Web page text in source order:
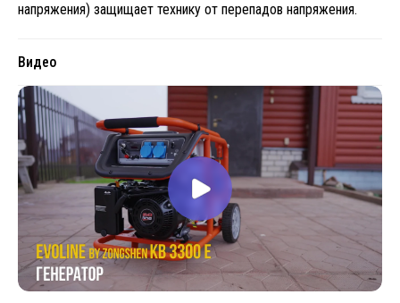
напряжения) защищает технику от перепадов напряжения.
Видео